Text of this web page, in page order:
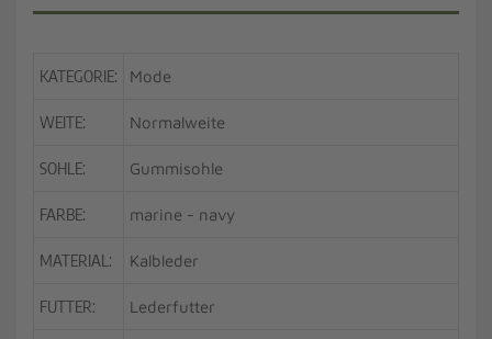
KATEGORIE: Mode
WEITE: Normalweite
SOHLE: Gummisohle
FARBE: marine - navy
MATERIAL: Kalbleder
FUTTER: Lederfutter